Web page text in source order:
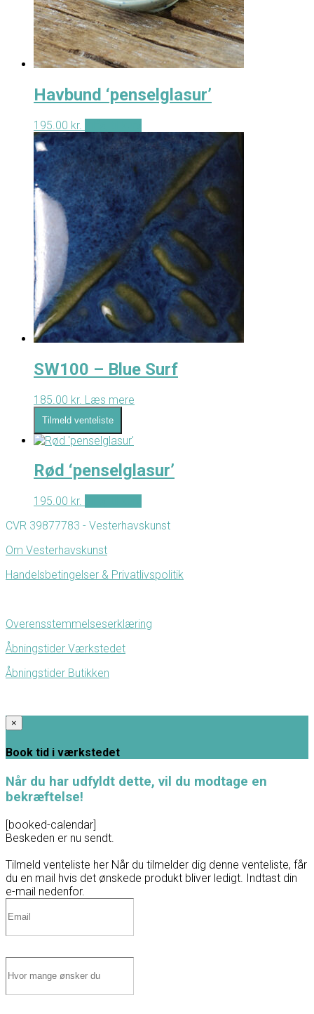
Havbund ‘penselglasur’
195.00 kr.
SW100 – Blue Surf
185.00 kr. Læs mere
Tilmeld venteliste
Rød ‘penselglasur’
195.00 kr.
CVR 39877783 - Vesterhavskunst
Om Vesterhavskunst
Handelsbetingelser & Privatlivspolitik
Overensstemmelseserklæring
Åbningstider Værkstedet
Åbningstider Butikken
×
Book tid i værkstedet
Når du har udfyldt dette, vil du modtage en
bekræftelse!
[booked-calendar]
Beskeden er nu sendt.
Tilmeld venteliste her Når du tilmelder dig denne venteliste, får
du en mail hvis det ønskede produkt bliver ledigt. Indtast din
e-mail nedenfor.